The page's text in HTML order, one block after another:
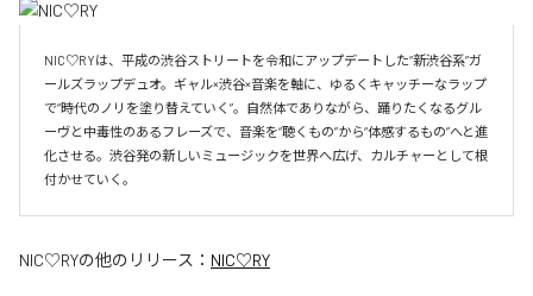
NIC♡RYは、平成の渋谷ストリートを令和にアップデートした“新渋谷系”ガ
ールズラップデュオ。ギャル×渋谷×音楽を軸に、ゆるくキャッチーなラップ
で“時代のノリを塗り替えていく”。自然体でありながら、踊りたくなるグル
ーヴと中毒性のあるフレーズで、音楽を“聴くもの”から“体感するもの”へと進
化させる。渋谷発の新しいミュージックを世界へ広げ、カルチャーとして根
付かせていく。
NIC♡RYの他のリリース： NIC♡RY